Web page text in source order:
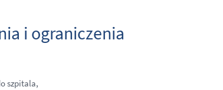
i ograniczenia
szpitala,